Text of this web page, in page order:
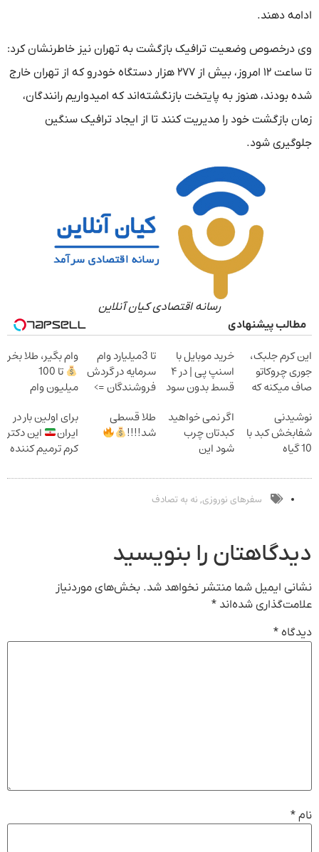
ادامه دهند.
وی درخصوص وضعیت ترافیک بازگشت به تهران نیز خاطرنشان کرد:
تا ساعت ۱۲ امروز، بیش از ۲۷۷ هزار دستگاه خودرو که از تهران خارج
شده بودند، هنوز به پایتخت بازنگشته‌اند که امیدواریم رانندگان،
زمان بازگشت خود را مدیریت کنند تا از ایجاد ترافیک سنگین
جلوگیری شود.
رسانه اقتصادی کیان آنلاین
مطالب پیشنهادی
این کرم جلبک،
جوری چروکاتو
صاف میکنه که
کردی!(تخفیف
ویژه)
خرید موبایل با
اسنپ پی | در ۴
قسط بدون سود
تا 3میلیارد وام
سرمایه در گردش
فروشندگان =>
ثبت کن
وام بگیر، طلا بخر
تا 100
میلیون وام
ضامن
نوشیدنی
شفابخش کبد با
10 گیاه
امشب)
اگر نمی خواهید
کبدتان چرب
شود این
طعم را بنوشید
طلا قسطی
شد!!!!
برای اولین بار در
ایران
این دکتر
کرم ترمیم کننده
سفرهای نوروزی, نه به تصادف
دیدگاهتان را بنویسید
نشانی ایمیل شما منتشر نخواهد شد. بخش‌های موردنیاز
علامت‌گذاری شده‌اند *
دیدگاه *
نام *